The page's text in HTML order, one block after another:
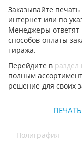
Заказывайте
интернет или по
Менеджеры ответят
способов оплаты
тиража.
Перейдите в
полным
решение для своих
Полиграфия